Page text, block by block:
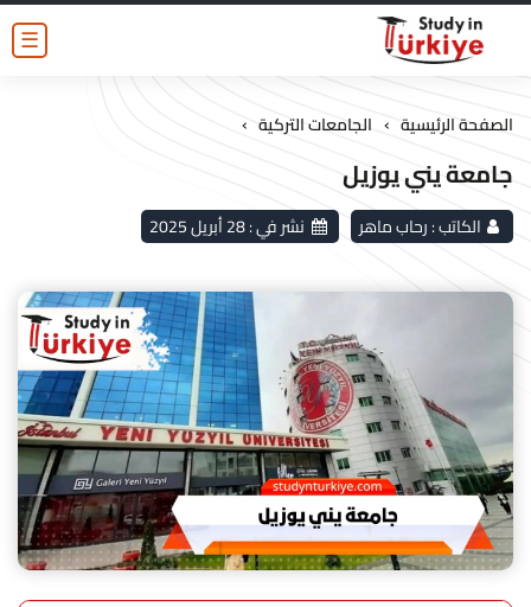
☰
الصفحة الرئيسية › الجامعات التركية ›
جامعة يني يوزيل
الكاتب :رحاب ماهر نشر في :28 أبريل 2025